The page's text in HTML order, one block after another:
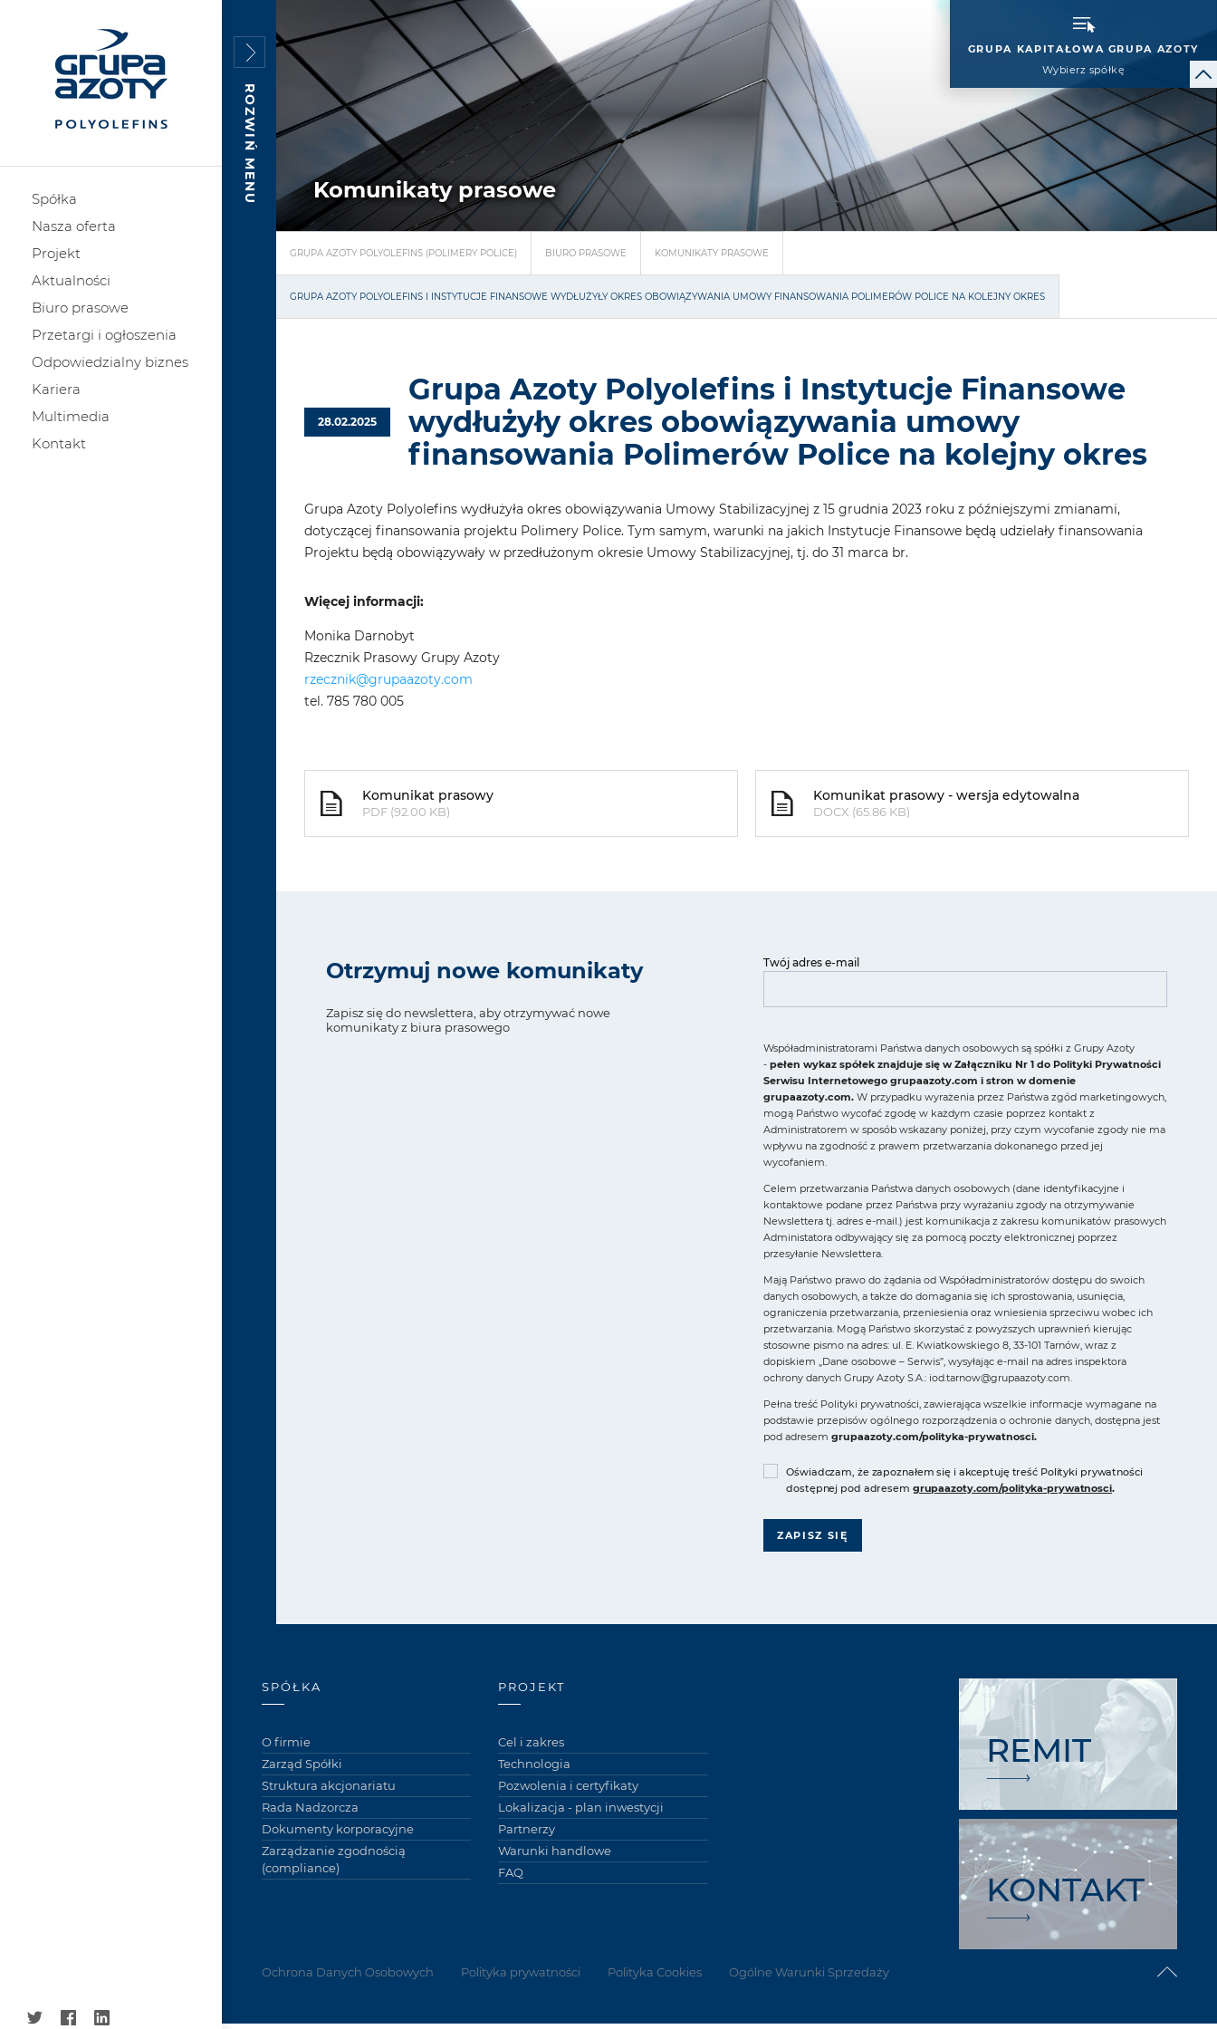
Spółka
Nasza oferta
Projekt
Aktualności
Biuro prasowe
Przetargi i ogłoszenia
Odpowiedzialny biznes
Kariera
Multimedia
Kontakt
GRUPA KAPITAŁOWA GRUPA AZOTY
Wybierz spółkę
ROZWIŃ MENU Komunikaty prasowe
GRUPA AZOTY POLYOLEFINS (POLIMERY POLICE) BIURO PRASOWE KOMUNIKATY PRASOWE
GRUPA AZOTY POLYOLEFINS I INSTYTUCJE FINANSOWE WYDŁUŻYŁY OKRES OBOWIĄZYWANIA UMOWY FINANSOWANIA POLIMERÓW POLICE NA KOLEJNY OKRES
28.02.2025
Grupa Azoty Polyolefins i Instytucje Finansowe
wydłużyły okres obowiązywania umowy
finansowania Polimerów Police na kolejny okres
Grupa Azoty Polyolefins wydłużyła okres obowiązywania Umowy Stabilizacyjnej z 15 grudnia 2023 roku z późniejszymi zmianami,
dotyczącej finansowania projektu Polimery Police. Tym samym, warunki na jakich Instytucje Finansowe będą udzielały finansowania
Projektu będą obowiązywały w przedłużonym okresie Umowy Stabilizacyjnej, tj. do 31 marca br.
Więcej informacji:
Monika Darnobyt
Rzecznik Prasowy Grupy Azoty
rzecznik@grupaazoty.com
tel. 785 780 005
Komunikat prasowy
PDF (92.00 KB)
Komunikat prasowy - wersja edytowalna
DOCX (65.86 KB)
Otrzymuj nowe komunikaty
Zapisz się do newslettera, aby otrzymywać nowe
komunikaty z biura prasowego
Twój adres e-mail
Współadministratorami Państwa danych osobowych są spółki z Grupy Azoty
-pełen wykaz spółek znajduje się w Załączniku Nr 1 do Polityki Prywatności
Serwisu Internetowego grupaazoty.com i stron w domenie
grupaazoty.com. W przypadku wyrażenia przez Państwa zgód marketingowych,
mogą Państwo wycofać zgodę w każdym czasie poprzez kontakt z
Administratorem w sposób wskazany poniżej, przy czym wycofanie zgody nie ma
wpływu na zgodność z prawem przetwarzania dokonanego przed jej
wycofaniem.
Celem przetwarzania Państwa danych osobowych (dane identyfikacyjne i
kontaktowe podane przez Państwa przy wyrażaniu zgody na otrzymywanie
Newslettera tj. adres e-mail.) jest komunikacja z zakresu komunikatów prasowych
Administatora odbywający się za pomocą poczty elektronicznej poprzez
przesyłanie Newslettera.
Mają Państwo prawo do żądania od Współadministratorów dostępu do swoich
danych osobowych, a także do domagania się ich sprostowania, usunięcia,
ograniczenia przetwarzania, przeniesienia oraz wniesienia sprzeciwu wobec ich
przetwarzania. Mogą Państwo skorzystać z powyższych uprawnień kierując
stosowne pismo na adres: ul. E. Kwiatkowskiego 8, 33-101 Tarnów, wraz z
dopiskiem „Dane osobowe – Serwis”, wysyłając e-mail na adres inspektora
ochrony danych Grupy Azoty S.A.: iod.tarnow@grupaazoty.com.
Pełna treść Polityki prywatności, zawierająca wszelkie informacje wymagane na
podstawie przepisów ogólnego rozporządzenia o ochronie danych, dostępna jest
pod adresemgrupaazoty.com/polityka-prywatnosci.
Oświadczam, że zapoznałem się i akceptuję treść Polityki prywatności
dostępnej pod adresem grupaazoty.com/polityka-prywatnosci.
ZAPISZ SIĘ
SPÓŁKA
O firmie
Zarząd Spółki
Struktura akcjonariatu
Rada Nadzorcza
Dokumenty korporacyjne
Zarządzanie zgodnością
(compliance)
PROJEKT
Cel i zakres
Technologia
Pozwolenia i certyfikaty
Lokalizacja - plan inwestycji
Partnerzy
Warunki handlowe
FAQ
REMIT
KONTAKT
Ochrona Danych Osobowych Polityka prywatności Polityka Cookies Ogólne Warunki Sprzedaży